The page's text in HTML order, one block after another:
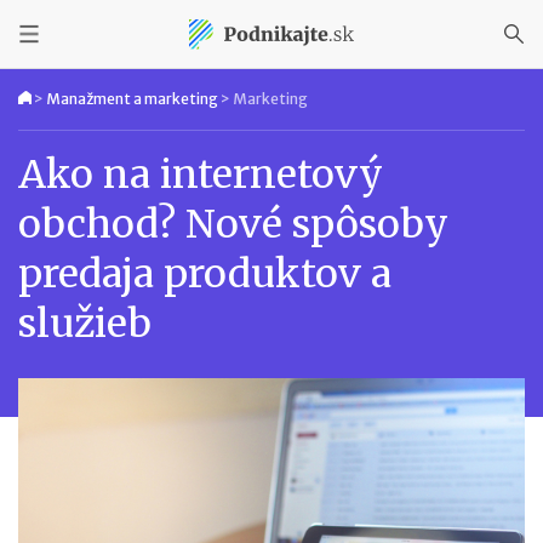
> Manažment a marketing > Marketing
Ako na internetový
obchod? Nové spôsoby
predaja produktov a
služieb